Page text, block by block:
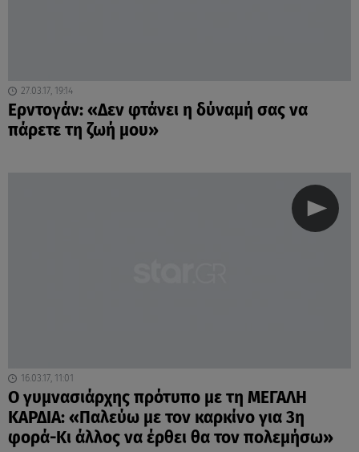
27.03.17, 19:14
Ερντογάν: «Δεν φτάνει η δύναμή σας να
πάρετε τη ζωή μου»
16.03.17, 11:01
Ο γυμνασιάρχης πρότυπο με τη ΜΕΓΑΛΗ
ΚΑΡΔΙΑ: «Παλεύω με τον καρκίνο για 3η
φορά-Κι άλλος να έρθει θα τον πολεμήσω»